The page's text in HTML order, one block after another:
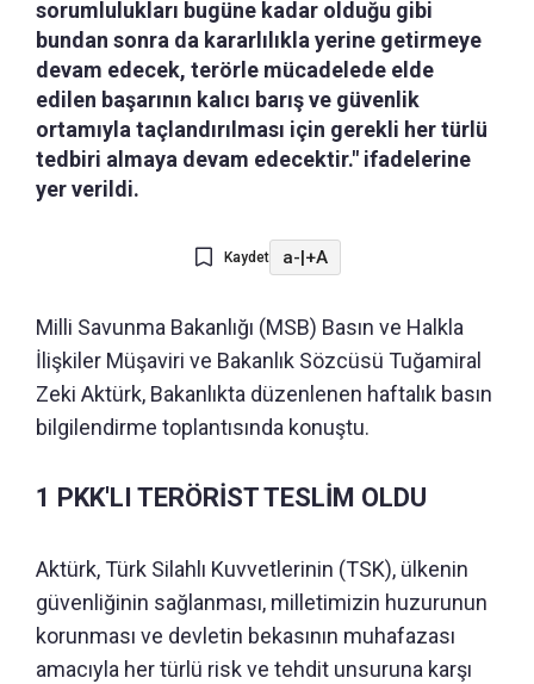
sorumlulukları bugüne kadar olduğu gibi
bundan sonra da kararlılıkla yerine getirmeye
devam edecek, terörle mücadelede elde
edilen başarının kalıcı barış ve güvenlik
ortamıyla taçlandırılması için gerekli her türlü
tedbiri almaya devam edecektir." ifadelerine
yer verildi.
Kaydet a-|+A
Milli Savunma Bakanlığı (MSB) Basın ve Halkla
İlişkiler Müşaviri ve Bakanlık Sözcüsü Tuğamiral
Zeki Aktürk, Bakanlıkta düzenlenen haftalık basın
bilgilendirme toplantısında konuştu.
1 PKK'LI TERÖRİST TESLİM OLDU
Aktürk, Türk Silahlı Kuvvetlerinin (TSK), ülkenin
güvenliğinin sağlanması, milletimizin huzurunun
korunması ve devletin bekasının muhafazası
amacıyla her türlü risk ve tehdit unsuruna karşı